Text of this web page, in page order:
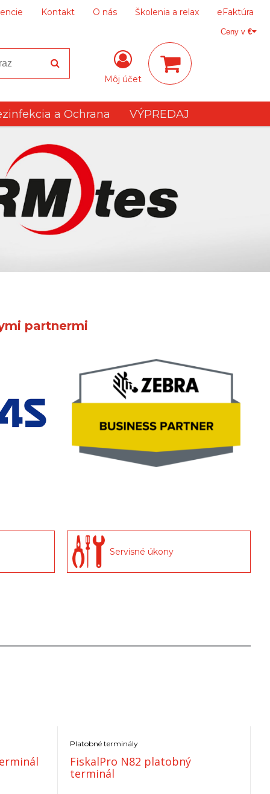
Kontakt O nás Školenia a relax eFaktúra
Môj účet
Ceny v €
a Ochrana VÝPREDAJ
partnermi
Servisné úkony
Platobné terminály
FiskalPro N82 platobný
terminál